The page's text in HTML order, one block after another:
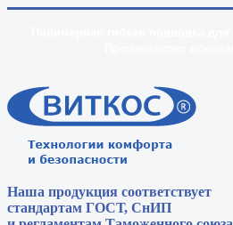
Наша продукция соответствует
стандартам ГОСТ, СнИП